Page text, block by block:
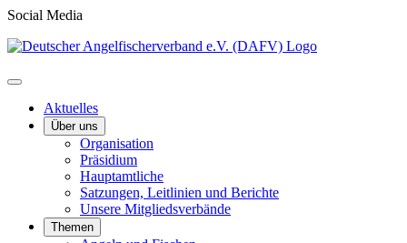
Social Media
Aktuelles
Über uns
Organisation
Präsidium
Hauptamtliche
Satzungen, Leitlinien und Berichte
Unsere Mitgliedsverbände
Themen